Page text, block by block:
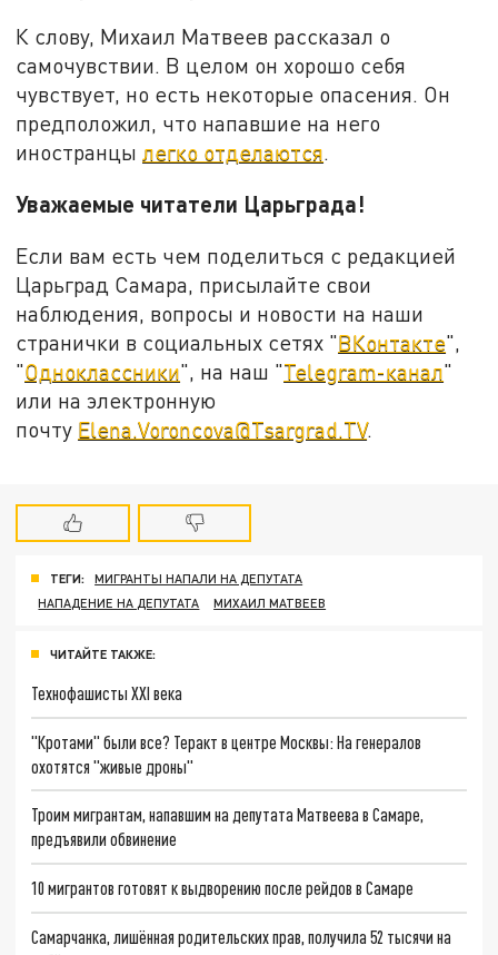
К слову, Михаил Матвеев рассказал о
самочувствии. В целом он хорошо себя
чувствует, но есть некоторые опасения. Он
предположил, что напавшие на него
иностранцылегко отделаются.
Уважаемые читатели Царьграда!
Если вам есть чем поделиться с редакцией
Царьград Самара, присылайте свои
наблюдения, вопросы и новости на наши
странички в социальных сетях "ВКонтакте",
"Одноклассники", на наш "Telegram-канал"
или на электронную
почту Elena.Voroncova@Tsargrad.TV.
ТЕГИ:
МИГРАНТЫ НАПАЛИ НА ДЕПУТАТА
НАПАДЕНИЕ НА ДЕПУТАТА
МИХАИЛ МАТВЕЕВ
ЧИТАЙТЕ ТАКЖЕ:
Технофашисты XXI века
"Кротами" были все? Теракт в центре Москвы: На генералов
охотятся "живые дроны"
Троим мигрантам, напавшим на депутата Матвеева в Самаре,
предъявили обвинение
10 мигрантов готовят к выдворению после рейдов в Самаре
Самарчанка, лишённая родительских прав, получила 52 тысячи на